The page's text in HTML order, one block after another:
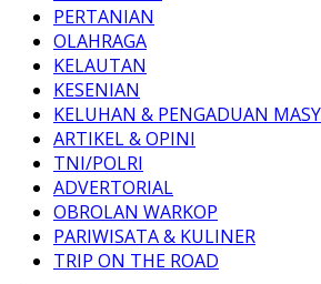
PERTANIAN
OLAHRAGA
KELAUTAN
KESENIAN
KELUHAN & PENGADUAN
ARTIKEL & OPINI
TNI/POLRI
ADVERTORIAL
OBROLAN WARKOP
PARIWISATA & KULINER
TRIP ON THE ROAD